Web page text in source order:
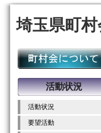
埼玉県町村
活動状況
活動状況
要望活動